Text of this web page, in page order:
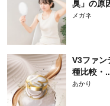
臭」の原
メガネ
V3ファン
種比較・
あかり